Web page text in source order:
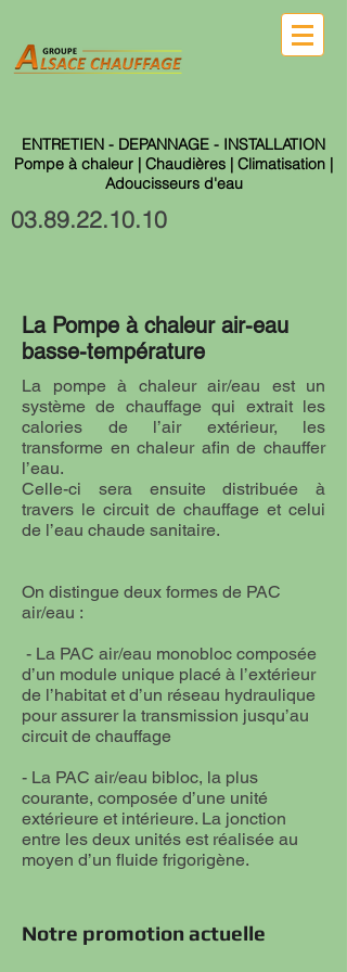
ENTRETIEN - DEPANNAGE - INSTALLATION
Pompe à chaleur | Chaudières | Climatisation |
Adoucisseurs d'eau
03.89.22.10.10
La Pompe à chaleur air-eau
basse-température
La pompe à chaleur air/eau est un
système de chauffage qui extrait les
calories de l’air extérieur, les
transforme en chaleur afin de chauffer
l’eau.
Celle-ci sera ensuite distribuée à
travers le circuit de chauffage et celui
de l’eau chaude sanitaire.
On distingue deux formes de PAC
air/eau :
- La PAC air/eau monobloc composée
d’un module unique placé à l’extérieur
de l’habitat et d’un réseau hydraulique
pour assurer la transmission jusqu’au
circuit de chauffage
- La PAC air/eau bibloc, la plus
courante, composée d’une unité
extérieure et intérieure. La jonction
entre les deux unités est réalisée au
moyen d’un fluide frigorigène.
Notre promotion actuelle